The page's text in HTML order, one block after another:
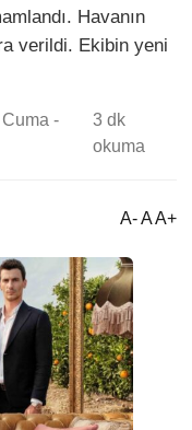
Havanın
verildi. Ekibin yeni
-
3 dk
okuma
A- A A+